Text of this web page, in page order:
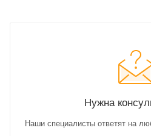
Нужна
Наши специалисты ответят на